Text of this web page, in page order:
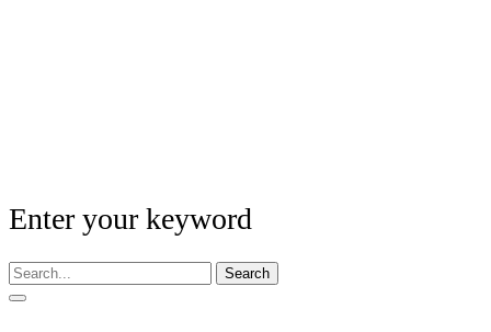
Enter your keyword
Search